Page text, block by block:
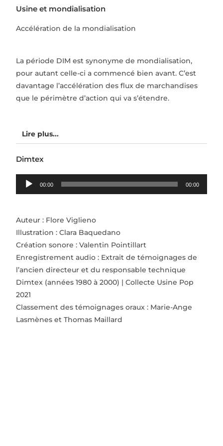
Usine et mondialisation
Accélération de la mondialisation
La période DIM est synonyme de mondialisation,
pour autant celle-ci a commencé bien avant. C’est
davantage l’accélération des flux de marchandises
que le périmètre d’action qui va s’étendre.
Lire plus...
Dimtex
Lecteur
audio
00:00 00:00
Auteur : Flore Viglieno
Illustration : Clara Baquedano
Création sonore : Valentin Pointillart
Enregistrement audio : Extrait de témoignages de
l’ancien directeur et du responsable technique
Dimtex (années 1980 à 2000) | Collecte Usine Pop
2021
Classement des témoignages oraux : Marie-Ange
Lasmènes et Thomas Maillard